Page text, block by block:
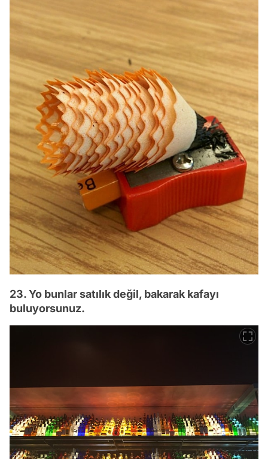
23. Yo bunlar satılık değil, bakarak kafayı
buluyorsunuz.